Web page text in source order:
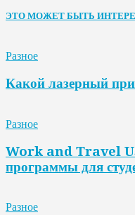
ЭТО МОЖЕТ БЫТЬ
Разное
Какой лазерный
Разное
Work and Travel
программы для
Разное